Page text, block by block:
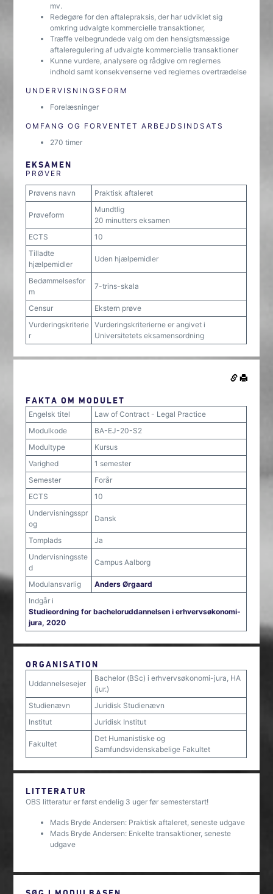
mv.
Redegøre for den aftalepraksis, der har udviklet sig
omkring udvalgte kommercielle transaktioner,
Træffe velbegrundede valg om den hensigtsmæssige
aftaleregulering af udvalgte kommercielle transaktioner
Kunne vurdere, analysere og rådgive om reglernes
indhold samt konsekvenserne ved reglernes overtrædelse
UNDERVISNINGSFORM
Forelæsninger
OMFANG OG FORVENTET ARBEJDSINDSATS
270 timer
EKSAMEN
PRØVER
Prøvens navn Praktisk aftaleret
Prøveform
Mundtlig
20 minutters eksamen
ECTS
10
Tilladte
hjælpemidler
Uden hjælpemidler
Bedømmelsesfor
m
7-trins-skala
Censur
Ekstern prøve
Vurderingskriterie
r
Vurderingskriterierne er angivet i
Universitetets eksamensordning
FAKTA OM MODULET
Engelsk titel
Law of Contract - Legal Practice
Modulkode
BA-EJ-20-S2
Modultype
Kursus
Varighed
1 semester
Semester
Forår
ECTS
10
Undervisningsspr
og
Dansk
Tomplads
Ja
Undervisningsste
d
Campus Aalborg
Modulansvarlig
Anders Ørgaard
Indgår i
Studieordning for bacheloruddannelsen i erhvervsøkonomi-
jura, 2020
ORGANISATION
Uddannelsesejer
Bachelor (BSc) i erhvervsøkonomi-jura, HA
(jur.)
Studienævn
Juridisk Studienævn
Institut
Juridisk Institut
Fakultet
Det Humanistiske og
Samfundsvidenskabelige Fakultet
LITTERATUR
OBS litteratur er først endelig 3 uger før semesterstart!
Mads Bryde Andersen: Praktisk aftaleret, seneste udgave
Mads Bryde Andersen: Enkelte transaktioner, seneste
udgave